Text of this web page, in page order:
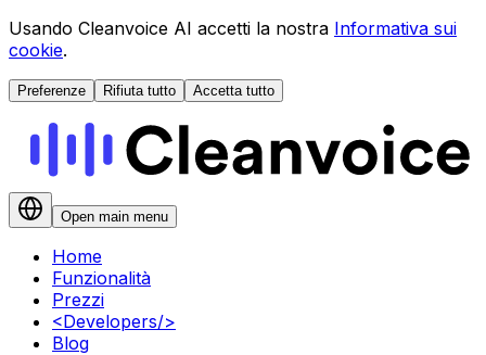
Usando Cleanvoice AI accetti la nostra Informativa sui
cookie.
Preferenze Rifiuta tutto Accetta tutto
Open main menu
Home
Funzionalità
Prezzi
<Developers/>
Blog